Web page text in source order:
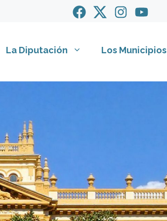
La Diputación Los Municipios